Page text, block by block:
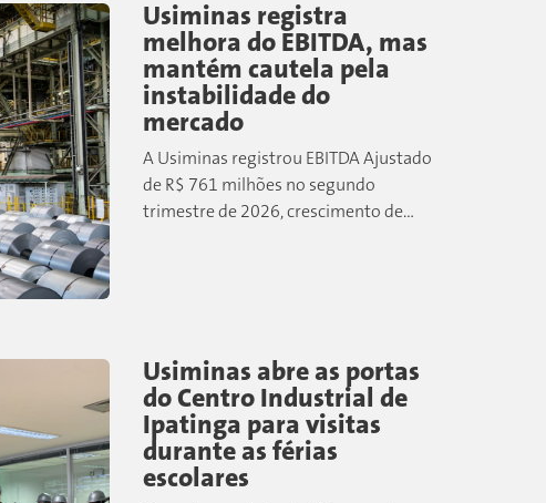
Usiminas registra
melhora do EBITDA, mas
mantém cautela pela
instabilidade do
mercado
A Usiminas registrou EBITDA Ajustado
de R$ 761 milhões no segundo
trimestre de 2026, crescimento de
Usiminas abre as portas
do Centro Industrial de
Ipatinga para visitas
durante as férias
escolares